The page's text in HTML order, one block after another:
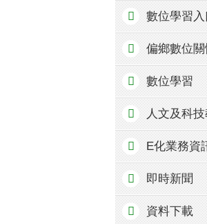
數位學習入
偏鄉數位關
數位學習
人文及科
E化業務資
即時新聞
資料下載